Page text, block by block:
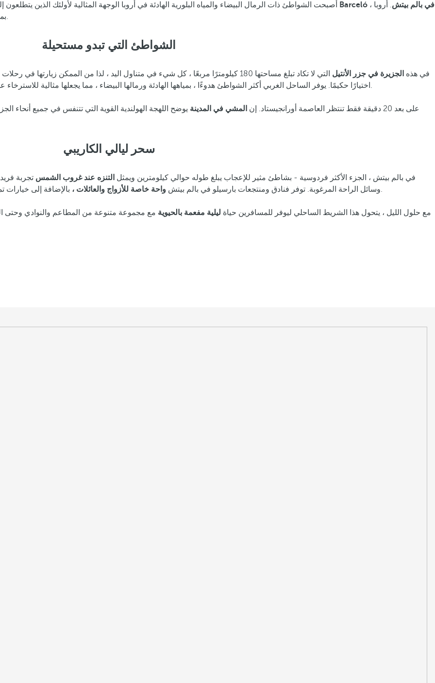
أصبحت الشواطئ ذات الرمال البيضاء والمياه البلورية الهادئة في أروبا الوجهة المثالية لأولئك الذين فنادق ومنتجعات Barceló في بالم بيتش. أروبا ،
بمتوسط درجة حرارة تتراوح بين 24 و 27 درجة ، هي جنة على مدار العام.
الشواطئ التي تبدو مستحيلة
في هذه الجزيرة في جزر الأنتيل
التي لا تكاد تبلغ مساحتها 180 كيلومترًا مربعًا ، كل شيء في متناول اليد ، لذا من الممكن
اختيارًا حكيمًا. يوفر الساحل الغربي أكثر الشواطئ هدوءًا ، بمياهها الهادئة ورمالها البيضاء ، مما يجعلها مثالية أخرى.
على بعد 20 دقيقة فقط تنتظر العاصمة أورانجيستاد. إن المشي في المدينة يوضح اللهجة الهولندية القوية التي تتنفس في جميع أنحاء
سحر ليالي الكاريبي
في بالم بيتش ، الجزء الأكثر فردوسية - بشاطئ مثير للإعجاب يبلغ طوله حوالي كيلومترين ويمثل التنزه عند غروب الشمس تجربة
وسائل الراحة المرغوبة. توفر فنادق ومنتجعات بارسيلو في بالم بيتش واحة خاصة للأزواج والعائلات ، بالإضافة إلى خيارات تمنح الرفاهية الكاريبية معنى جديدًا ، مع خدمات حصرية في أفضل موقع.
مع حلول الليل ، يتحول هذا الشريط الساحلي ليوفر للمسافرين حياة ليلية مفعمة بالحيوية مع مجموعة متنوعة من المطاعم والنوادي وحتى